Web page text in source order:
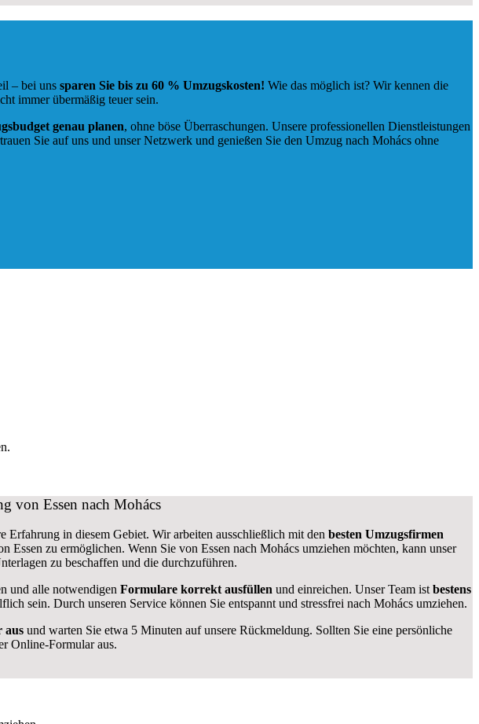
– bei uns sparen Sie bis zu 60 % Umzugskosten! Wie das möglich ist? Wir kennen die
immer übermäßig teuer sein.
genau planen, ohne böse Überraschungen. Unsere professionellen Dienstleistungen
Sie auf uns und unser Netzwerk und genießen Sie den Umzug nach Mohács ohne
von Essen nach Mohács
Erfahrung in diesem Gebiet. Wir arbeiten ausschließlich mit den besten Umzugsfirmen
Essen zu ermöglichen. Wenn Sie von Essen nach Mohács umziehen möchten, kann unser
zu beschaffen und die durchzuführen.
und alle notwendigen Formulare korrekt ausfüllen und einreichen. Unser Team ist bestens
sein. Durch unseren Service können Sie entspannt und stressfrei nach Mohács umziehen.
ausund warten Sie etwa 5 Minuten auf unsere Rückmeldung. Sollten Sie eine persönliche
Online-Formular aus.